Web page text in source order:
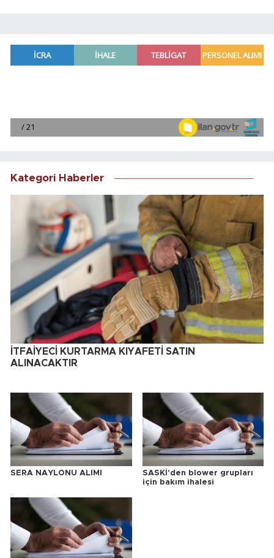
Kategori Haberler
İTFAİYECİ KURTARMA KIYAFETİ SATIN
ALINACAKTIR
SERA NAYLONU ALIMI
SASKİ'den blower grupları
için bakım ihalesi